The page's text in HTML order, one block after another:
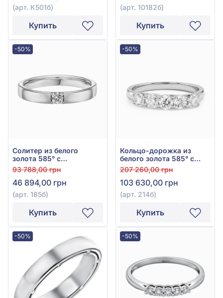
(арт. К501б)
Купить
(арт. 10182б)
Купить
-50%
Солитер из белого
золота 585° с
бриллиантом 0,105ct,
арт. 185б
93 788,00 грн
46 894,00 грн
(арт. 185б)
Купить
-50%
Кольцо-дорожка из
белого золота 585° с
бриллиантами 0,92ct,
арт. 214б
207 260,00 грн
103 630,00 грн
(арт. 214б)
Купить
-50% -50%